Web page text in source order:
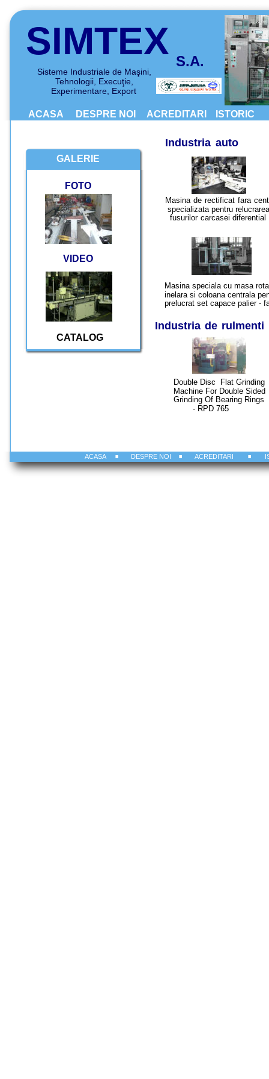
GALERIE
FOTO
VIDEO
CATALOG
SIMTEX S.A.
Sisteme Industriale de Maşini,
Tehnologii, Execuţie,
Experimentare, Export
Industria auto
Masina de rectificat fara
specializata pentru relucrarea
fusurilor carcasei diferential
Masina speciala cu masa
inelara si coloana centrala
prelucrat set capace palier -
Industria de rulmenti
Double Disc  Flat Grinding
Machine For Double Sided
Grinding Of Bearing Rings
- RPD 765
ACASA DESPRE NOI ISTORIC
ACREDITARI
. ACREDITARI .
ACASA . DESPRE NOI